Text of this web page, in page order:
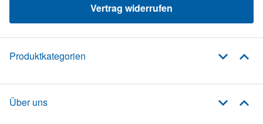
Vertrag widerrufen
Produktkategorien
Über uns